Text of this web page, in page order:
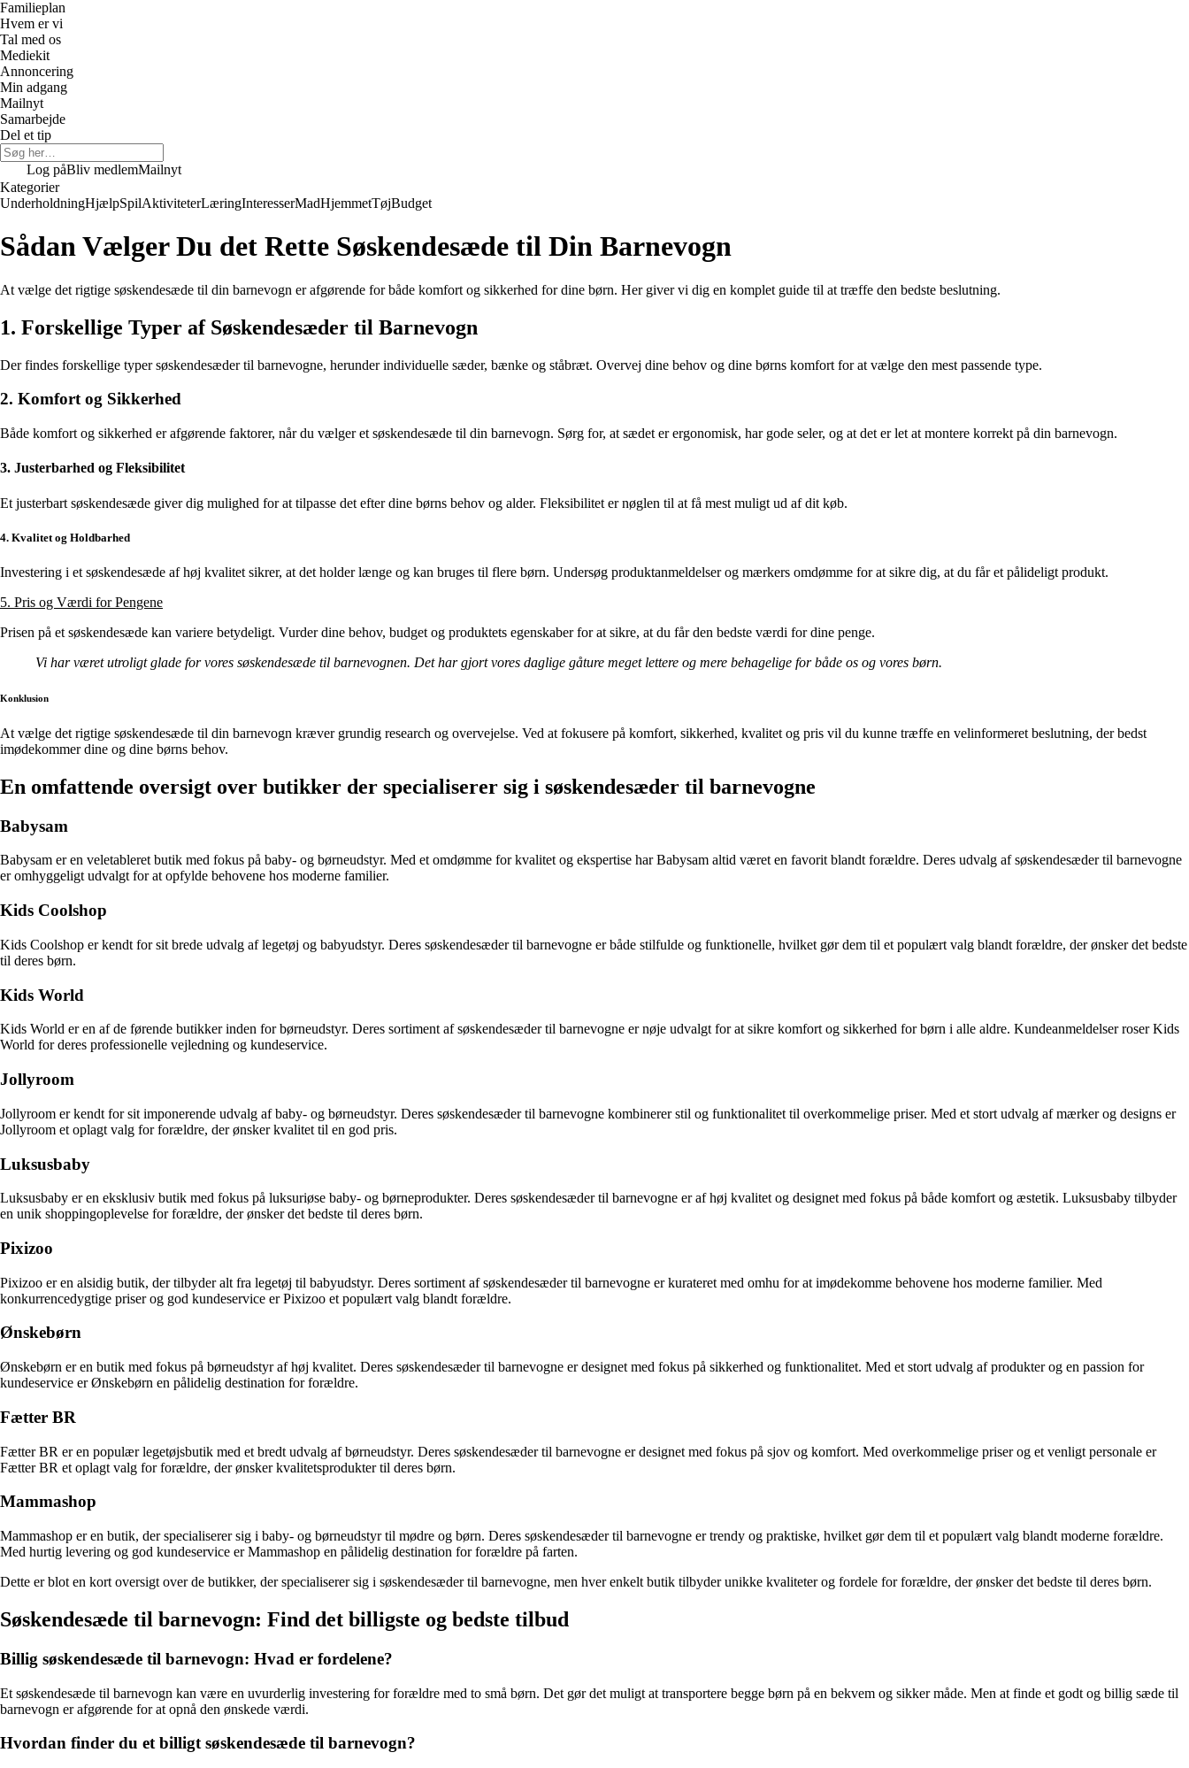
Familieplan
Hvem er vi
Tal med os
Mediekit
Annoncering
Min adgang
Mailnyt
Samarbejde
Del et tip
Log påBliv medlemMailnyt
Kategorier
UnderholdningHjælpSpilAktiviteterLæringInteresserMadHjemmetTøjBudget
Sådan Vælger Du det Rette Søskendesæde til Din Barnevogn
At vælge det rigtige søskendesæde til din barnevogn er afgørende for både komfort og sikkerhed for dine børn. Her giver vi dig en komplet guide til at træffe den bedste beslutning.
1. Forskellige Typer af Søskendesæder til Barnevogn
Der findes forskellige typer søskendesæder til barnevogne, herunder individuelle sæder, bænke og ståbræt. Overvej dine behov og dine børns komfort for at vælge den mest passende type.
2. Komfort og Sikkerhed
Både komfort og sikkerhed er afgørende faktorer, når du vælger et søskendesæde til din barnevogn. Sørg for, at sædet er ergonomisk, har gode seler, og at det er let at montere korrekt på din barnevogn.
3. Justerbarhed og Fleksibilitet
Et justerbart søskendesæde giver dig mulighed for at tilpasse det efter dine børns behov og alder. Fleksibilitet er nøglen til at få mest muligt ud af dit køb.
4. Kvalitet og Holdbarhed
Investering i et søskendesæde af høj kvalitet sikrer, at det holder længe og kan bruges til flere børn. Undersøg produktanmeldelser og mærkers omdømme for at sikre dig, at du får et pålideligt produkt.
5. Pris og Værdi for Pengene
Prisen på et søskendesæde kan variere betydeligt. Vurder dine behov, budget og produktets egenskaber for at sikre, at du får den bedste værdi for dine penge.
Vi har været utroligt glade for vores søskendesæde til barnevognen. Det har gjort vores daglige gåture meget lettere og mere behagelige for både os og vores børn.
Konklusion
At vælge det rigtige søskendesæde til din barnevogn kræver grundig research og overvejelse. Ved at fokusere på komfort, sikkerhed, kvalitet og pris vil du kunne træffe en velinformeret beslutning, der bedst
imødekommer dine og dine børns behov.
En omfattende oversigt over butikker der specialiserer sig i søskendesæder til barnevogne
Babysam
Babysam er en veletableret butik med fokus på baby- og børneudstyr. Med et omdømme for kvalitet og ekspertise har Babysam altid været en favorit blandt forældre. Deres udvalg af søskendesæder til barnevogne
er omhyggeligt udvalgt for at opfylde behovene hos moderne familier.
Kids Coolshop
Kids Coolshop er kendt for sit brede udvalg af legetøj og babyudstyr. Deres søskendesæder til barnevogne er både stilfulde og funktionelle, hvilket gør dem til et populært valg blandt forældre, der ønsker det bedste
til deres børn.
Kids World
Kids World er en af de førende butikker inden for børneudstyr. Deres sortiment af søskendesæder til barnevogne er nøje udvalgt for at sikre komfort og sikkerhed for børn i alle aldre. Kundeanmeldelser roser Kids
World for deres professionelle vejledning og kundeservice.
Jollyroom
Jollyroom er kendt for sit imponerende udvalg af baby- og børneudstyr. Deres søskendesæder til barnevogne kombinerer stil og funktionalitet til overkommelige priser. Med et stort udvalg af mærker og designs er
Jollyroom et oplagt valg for forældre, der ønsker kvalitet til en god pris.
Luksusbaby
Luksusbaby er en eksklusiv butik med fokus på luksuriøse baby- og børneprodukter. Deres søskendesæder til barnevogne er af høj kvalitet og designet med fokus på både komfort og æstetik. Luksusbaby tilbyder
en unik shoppingoplevelse for forældre, der ønsker det bedste til deres børn.
Pixizoo
Pixizoo er en alsidig butik, der tilbyder alt fra legetøj til babyudstyr. Deres sortiment af søskendesæder til barnevogne er kurateret med omhu for at imødekomme behovene hos moderne familier. Med
konkurrencedygtige priser og god kundeservice er Pixizoo et populært valg blandt forældre.
Ønskebørn
Ønskebørn er en butik med fokus på børneudstyr af høj kvalitet. Deres søskendesæder til barnevogne er designet med fokus på sikkerhed og funktionalitet. Med et stort udvalg af produkter og en passion for
kundeservice er Ønskebørn en pålidelig destination for forældre.
Fætter BR
Fætter BR er en populær legetøjsbutik med et bredt udvalg af børneudstyr. Deres søskendesæder til barnevogne er designet med fokus på sjov og komfort. Med overkommelige priser og et venligt personale er
Fætter BR et oplagt valg for forældre, der ønsker kvalitetsprodukter til deres børn.
Mammashop
Mammashop er en butik, der specialiserer sig i baby- og børneudstyr til mødre og børn. Deres søskendesæder til barnevogne er trendy og praktiske, hvilket gør dem til et populært valg blandt moderne forældre.
Med hurtig levering og god kundeservice er Mammashop en pålidelig destination for forældre på farten.
Dette er blot en kort oversigt over de butikker, der specialiserer sig i søskendesæder til barnevogne, men hver enkelt butik tilbyder unikke kvaliteter og fordele for forældre, der ønsker det bedste til deres børn.
Søskendesæde til barnevogn: Find det billigste og bedste tilbud
Billig søskendesæde til barnevogn: Hvad er fordelene?
Et søskendesæde til barnevogn kan være en uvurderlig investering for forældre med to små børn. Det gør det muligt at transportere begge børn på en bekvem og sikker måde. Men at finde et godt og billig sæde til
barnevogn er afgørende for at opnå den ønskede værdi.
Hvordan finder du et billigt søskendesæde til barnevogn?